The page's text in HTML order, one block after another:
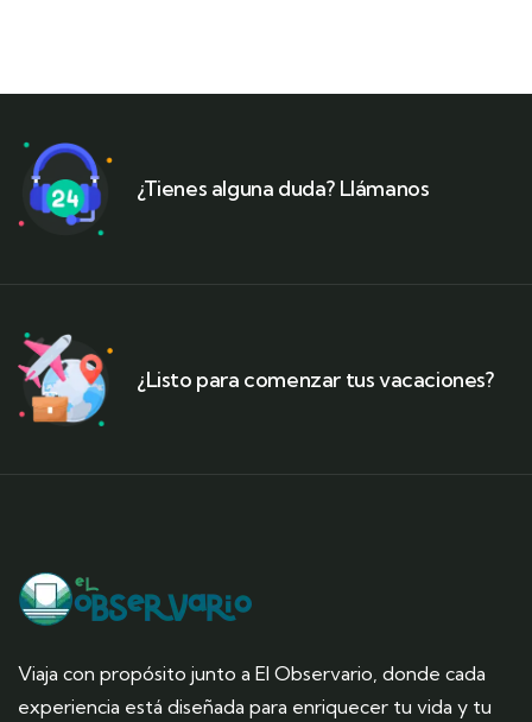
¿Tienes alguna duda? Llámanos
¿Listo para comenzar tus vacaciones?
Viaja con propósito junto a El Observario, donde cada
experiencia está diseñada para enriquecer tu vida y tu